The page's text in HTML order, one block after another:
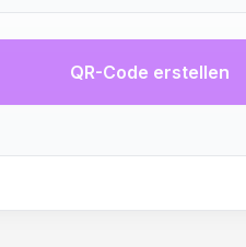
QR-Code erstellen